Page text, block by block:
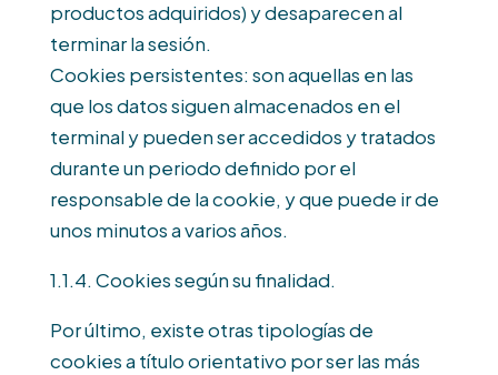
productos adquiridos) y desaparecen al
terminar la sesión.
Cookies persistentes: son aquellas en las
que los datos siguen almacenados en el
terminal y pueden ser accedidos y tratados
durante un periodo definido por el
responsable de la cookie, y que puede ir de
unos minutos a varios años.
1.1.4. Cookies según su finalidad.
Por último, existe otras tipologías de
cookies a título orientativo por ser las más